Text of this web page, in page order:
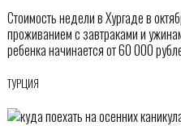
Стоимость недели в Хургаде в
проживанием с завтраками и
ребенка начинается от 60 000
ТУРЦИЯ